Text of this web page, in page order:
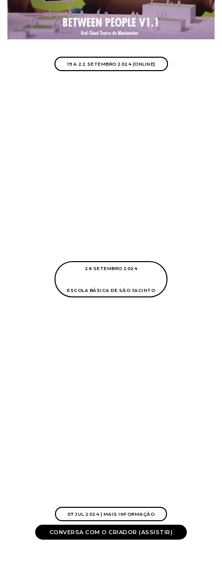
19 A 22 SETEMBRO 2024 (ONLINE)
26 SETEMBRO 2024
ESCOLA BÁSICA DE SÃO JACINTO
07 JUL 2024 | MAIS INFORMAÇÃO
CONVERSA COM O CRIADOR (ASSISTIR)